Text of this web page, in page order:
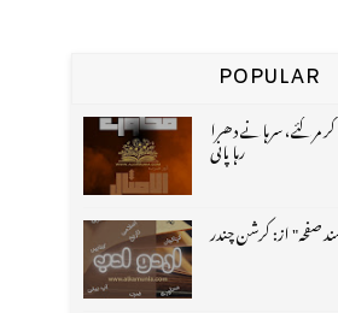
POPULAR
مر گئے، سرہانے دھرا
رہا پانی
صفحہ" از: کرشن چندر